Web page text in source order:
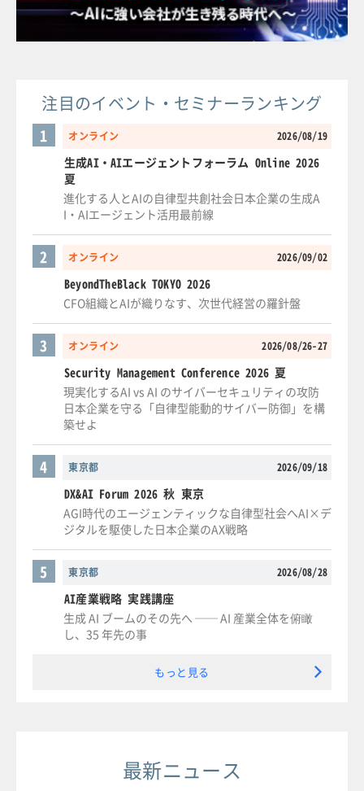
注目のイベント・セミナーランキング
オンライン 2026/08/19
1
生成AI・AIエージェントフォーラム Online 2026
夏
進化する人とAIの自律型共創社会日本企業の生成A
I・AIエージェント活用最前線
オンライン 2026/09/02
2
BeyondTheBlack TOKYO 2026
CFO組織とAIが織りなす、次世代経営の羅針盤
オンライン 2026/08/26-27
3
Security Management Conference 2026 夏
現実化するAI vs AI のサイバーセキュリティの攻防
日本企業を守る「自律型能動的サイバー防御」を構
築せよ
東京都 2026/09/18
4
DX&AI Forum 2026 秋 東京
AGI時代のエージェンティックな自律型社会へAI×デ
ジタルを駆使した日本企業のAX戦略
東京都 2026/08/28
5
AI産業戦略 実践講座
生成 AI ブームのその先へ ── AI 産業全体を俯瞰
し、35 年先の事
もっと見る
最新ニュース